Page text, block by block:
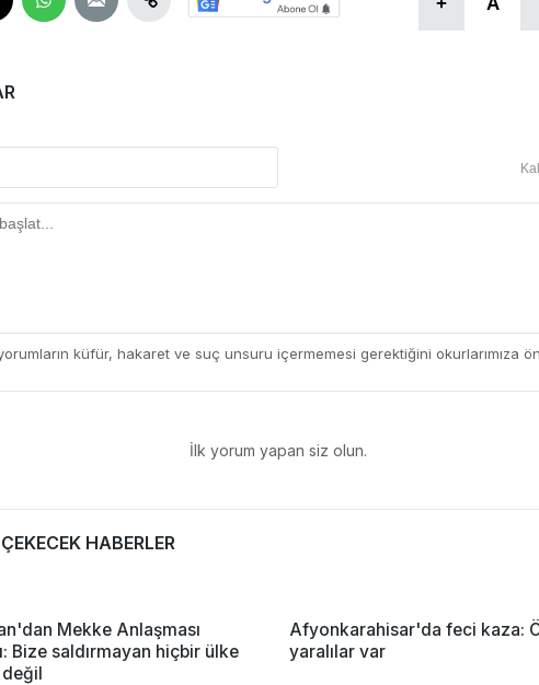
+ A
küfür, hakaret ve suç unsuru içermemesi gerektiğini okurlarımıza
İlk yorum yapan siz olun.
HABERLER
Mekke Anlaşması
Bize saldırmayan hiçbir ülke
Afyonkarahisar'da feci kaza:
yaralılar var